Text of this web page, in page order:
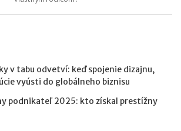
v tabu odvetví: keď spojenie dizajnu,
vyústi do globálneho biznisu
podnikateľ 2025: kto získal prestížny